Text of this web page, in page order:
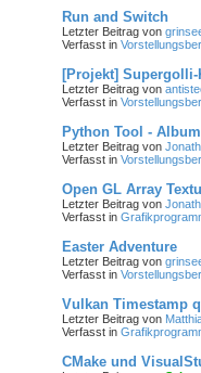
Run and Switch
Letzter Beitrag von
Verfasst in
[Projekt] Supergolli-
Letzter Beitrag von
Verfasst in
Python Tool -
Letzter Beitrag von
Verfasst in
Open GL Array
Letzter Beitrag von
Verfasst in
Easter Adventure
Letzter Beitrag von
Verfasst in
Vulkan Timestamp
Letzter Beitrag von
Verfasst in
CMake und